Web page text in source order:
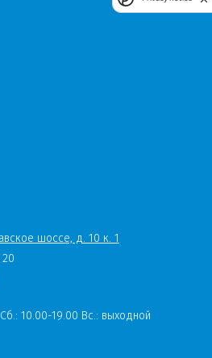
шоссе, д. 10 к. 1
20
10.00-19.00 Вс.: выходной